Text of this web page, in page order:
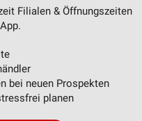
Filialen & Öffnungszeiten
bei neuen Prospekten
planen